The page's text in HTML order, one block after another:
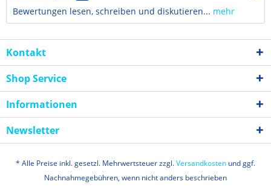
Bewertungen lesen, schreiben und diskutieren... mehr
Kontakt
Shop Service
Informationen
Newsletter
* Alle Preise inkl. gesetzl. Mehrwertsteuer zzgl.Versandkosten und ggf.
Nachnahmegebühren, wenn nicht anders beschrieben